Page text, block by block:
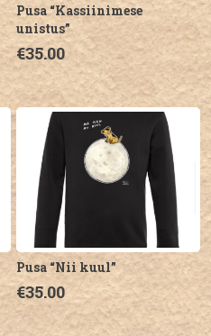
Pusa “Kassiinimese
unistus”
€35.00
Sellel
tootel
on
varianti.
Valikuid
saab
teha
tootelehel.
Pusa “Nii kuul”
€35.00
Sellel